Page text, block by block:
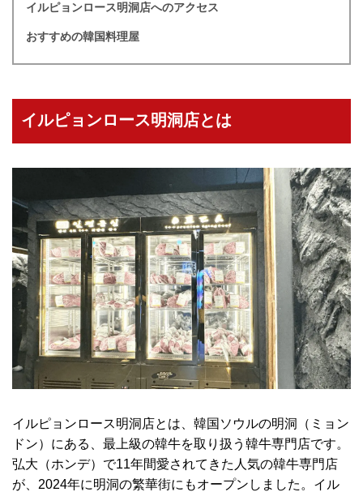
イルピョンロース明洞店へのアクセス
おすすめの韓国料理屋
イルピョンロース明洞店とは
イルピョンロース明洞店とは、韓国ソウルの明洞（ミョン
ドン）にある、最上級の韓牛を取り扱う韓牛専門店です。
弘大（ホンデ）で11年間愛されてきた人気の韓牛専門店
が、2024年に明洞の繁華街にもオープンしました。イル